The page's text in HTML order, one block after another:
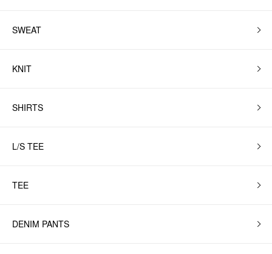
SWEAT
KNIT
SHIRTS
L/S TEE
TEE
DENIM PANTS